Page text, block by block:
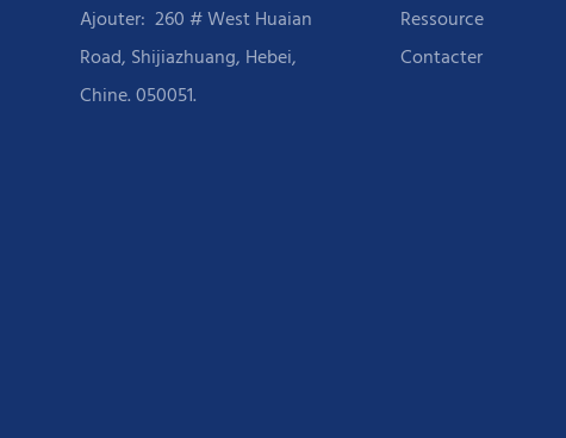
Ajouter: 260 # West Huaian
Road, Shijiazhuang, Hebei,
Chine. 050051.
Ressource
Contacter